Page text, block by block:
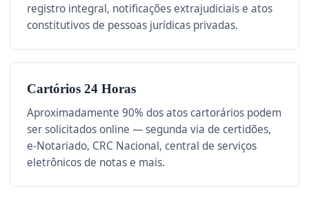
registro integral, notificações extrajudiciais e atos
constitutivos de pessoas jurídicas privadas.
Cartórios 24 Horas
Aproximadamente 90% dos atos cartorários podem
ser solicitados online — segunda via de certidões,
e-Notariado, CRC Nacional, central de serviços
eletrônicos de notas e mais.